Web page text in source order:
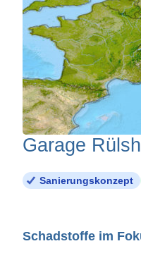
Garage
Sanierungskonzept
Schadstoffe im